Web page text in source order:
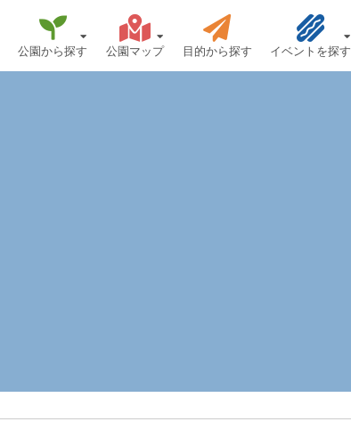
公園から探す 公園マップ 目的から探す イベントを探す